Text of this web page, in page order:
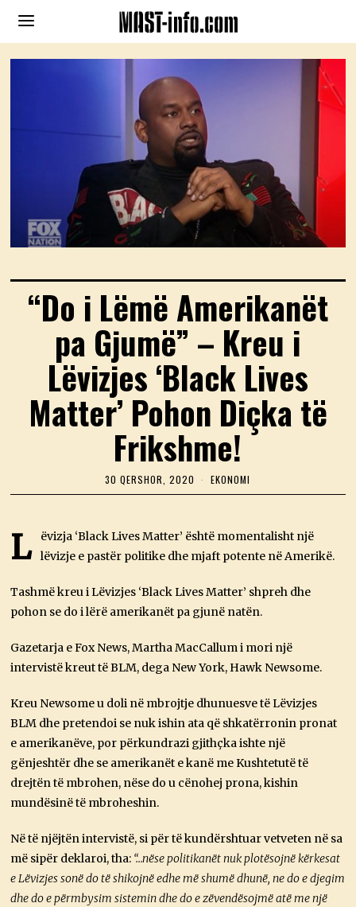
“Do i Lëmë Amerikanët
pa Gjumë” – Kreu i
Lëvizjes ‘Black Lives
Matter’ Pohon Diçka të
Frikshme!
30 QERSHOR, 2020
0
R
S
H
,
2
0
0
EKONOMI
L
ëvizja ‘Black Lives Matter’ është momentalisht një
lëvizje e pastër politike dhe mjaft potente në Amerikë.
Tashmë kreu i Lëvizjes ‘Black Lives Matter’ shpreh dhe
pohon se do i lërë amerikanët pa gjunë natën.
Gazetarja e Fox News, Martha MacCallum i mori një
intervistë kreut të BLM, dega New York, Hawk Newsome.
Kreu Newsome u doli në mbrojtje dhunuesve të Lëvizjes
BLM dhe pretendoi se nuk ishin ata që shkatërronin pronat
e amerikanëve, por përkundrazi gjithçka ishte një
gënjeshtër dhe se amerikanët e kanë me Kushtetutë të
drejtën të mbrohen, nëse do u cënohej prona, kishin
mundësinë të mbroheshin.
Në të njëjtën intervistë, si për të kundërshtuar vetveten në sa
më sipër deklaroi, tha: “…nëse politikanët nuk plotësojnë kërkesat
e Lëvizjes sonë do të shikojnë edhe më shumë dhunë, ne do e djegim
dhe do e përmbysim sistemin dhe do e zëvendësojmë atë me një